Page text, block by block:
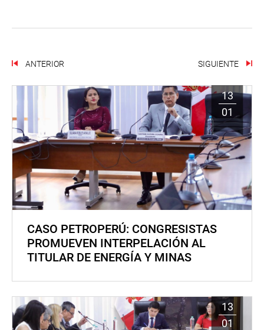
ANTERIOR SIGUIENTE
13
01
CASO PETROPERÚ: CONGRESISTAS
PROMUEVEN INTERPELACIÓN AL
TITULAR DE ENERGÍA Y MINAS
13
01